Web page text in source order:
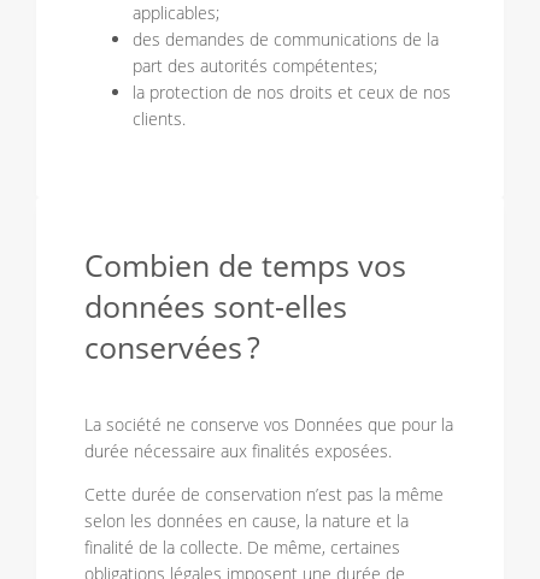
applicables;
des demandes de communications de la
part des autorités compétentes;
la protection de nos droits et ceux de nos
clients.
Combien de temps vos
données sont-elles
conservées ?
La société ne conserve vos Données que pour la
durée nécessaire aux finalités exposées.
Cette durée de conservation n’est pas la même
selon les données en cause, la nature et la
finalité de la collecte. De même, certaines
obligations légales imposent une durée de